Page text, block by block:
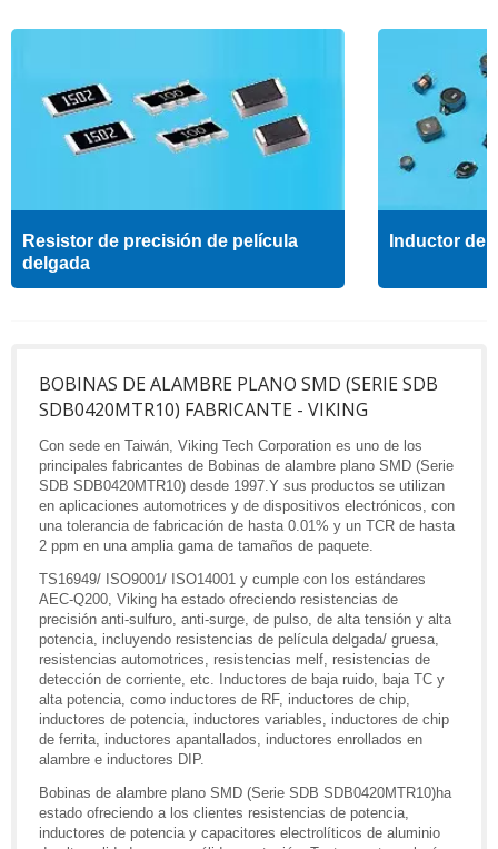
Resistor de precisión de película
delgada
Inductor de
BOBINAS DE ALAMBRE PLANO SMD (SERIE SDB
SDB0420MTR10) FABRICANTE - VIKING
Con sede en Taiwán, Viking Tech Corporation es uno de los
principales fabricantes de Bobinas de alambre plano SMD (Serie
SDB SDB0420MTR10) desde 1997.Y sus productos se utilizan
en aplicaciones automotrices y de dispositivos electrónicos, con
una tolerancia de fabricación de hasta 0.01% y un TCR de hasta
2 ppm en una amplia gama de tamaños de paquete.
TS16949/ ISO9001/ ISO14001 y cumple con los estándares
AEC-Q200, Viking ha estado ofreciendo resistencias de
precisión anti-sulfuro, anti-surge, de pulso, de alta tensión y alta
potencia, incluyendo resistencias de película delgada/ gruesa,
resistencias automotrices, resistencias melf, resistencias de
detección de corriente, etc. Inductores de baja ruido, baja TC y
alta potencia, como inductores de RF, inductores de chip,
inductores de potencia, inductores variables, inductores de chip
de ferrita, inductores apantallados, inductores enrollados en
alambre e inductores DIP.
Bobinas de alambre plano SMD (Serie SDB SDB0420MTR10)ha
estado ofreciendo a los clientes resistencias de potencia,
inductores de potencia y capacitores electrolíticos de aluminio